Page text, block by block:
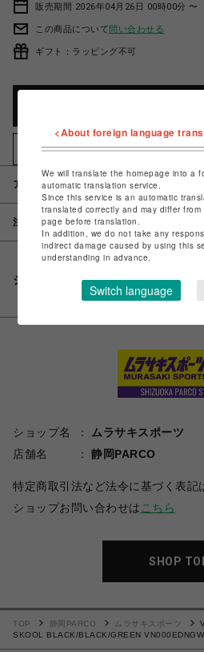
販売期間 2026年04月26日 00時00分 〜
この商品について問い合わせる
ギフト：ラッピング不可
お気に入りアイテ
アイテム説明 / 素材
注意事項
シェアする
ショップ名
ムラサキスポーツ
店舗名
静岡PARCO
特定商取引法など法令に基づく表記
ショップお問い合わせは こちら
SHOP
TOP 静岡PARCO ムラサキスポーツ
SKOOL BLACK/BLACK/GREEN
<About foreign language
We will translate the homepage into a
automatic translation service.
Since this service is an automatic
translated correctly and may differ
page before translation.
In addition, we do not take any
indirect damage caused by using this
understanding in advance.
Switch language